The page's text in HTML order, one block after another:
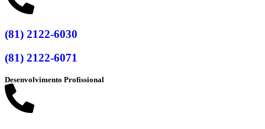
(81) 2122-6030
(81) 2122-6071
Desenvolvimento Profissional